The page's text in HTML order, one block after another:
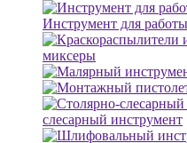
Инструмент для
миксеры
слесарный инструмент